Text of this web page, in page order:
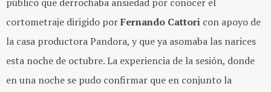
cortometraje dirigido porFernando Cattori con apoyo de
la casa productoraPandora, y que ya asomaba las narices
esta noche de octubre. La experiencia de la sesión, donde
en una noche se pudo confirmar que en conjunto la